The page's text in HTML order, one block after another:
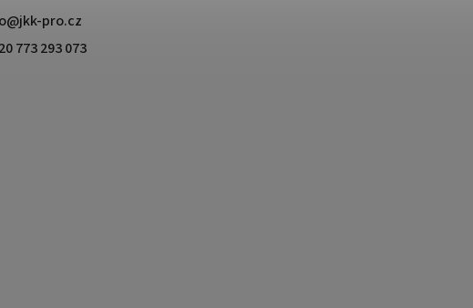
@jkk-pro.cz
773 293 073